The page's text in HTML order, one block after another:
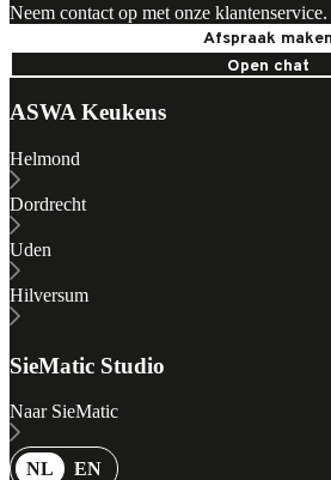
Neem contact op met onze klantenservice.
Afspraak maken
Open chat
ASWA Keukens
Helmond
Dordrecht
Uden
Hilversum
SieMatic Studio
Naar SieMatic
NL EN